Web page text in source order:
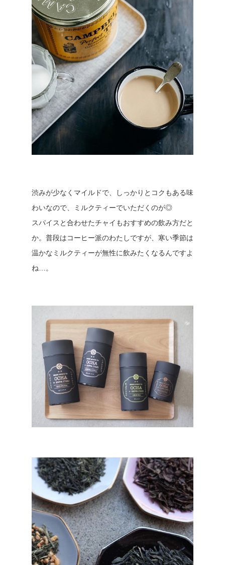
渋みが少なくマイルドで、しっかりとコクもある味
わいなので、ミルクティーでいただくのが◎
スパイスと合わせたチャイもおすすめの飲み方だと
か。普段はコーヒー派のわたしですが、寒い季節は
温かなミルクティーが無性に飲みたくなるんですよ
ね…。